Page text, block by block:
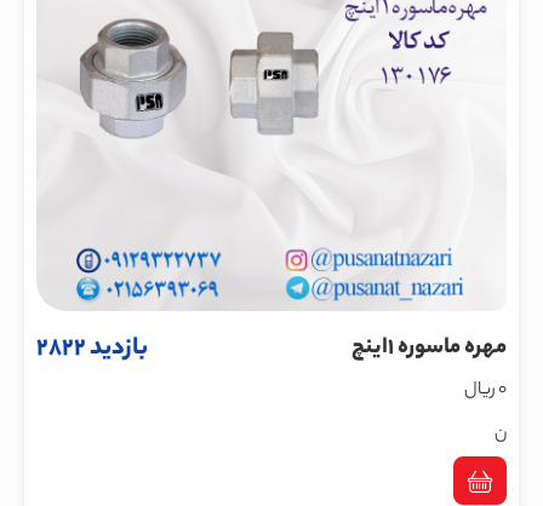
مهره ماسوره 1اینچ بازدید 2822
0 ریال
ن